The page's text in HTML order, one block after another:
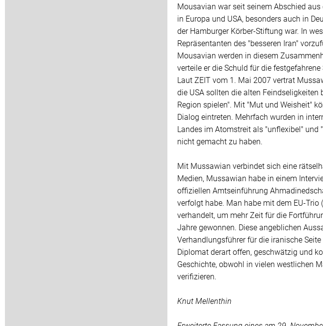
Mousavian war seit seinem Abschied
in Europa und USA, besonders auch in
der Hamburger Körber-Stiftung war. In
Repräsentanten des "besseren Iran"
Mousavian werden in diesem
verteile er die Schuld für die
Laut ZEIT vom 1. Mai 2007 vertrat
die USA sollten die alten
Region spielen". Mit "Mut und Weisheit"
Dialog eintreten. Mehrfach wurden in
Landes im Atomstreit als "unflexibel"
nicht gemacht zu haben.
Mit Mussawian verbindet sich eine
Medien, Mussawian habe in einem
offiziellen Amtseinführung
verfolgt habe. Man habe mit dem EU-
verhandelt, um mehr Zeit für die
Jahre gewonnen. Diese angeblichen
Verhandlungsführer für die iranische
Diplomat derart offen, geschwätzig und
Geschichte, obwohl in vielen westlichen
verifizieren.
Knut Mellenthin